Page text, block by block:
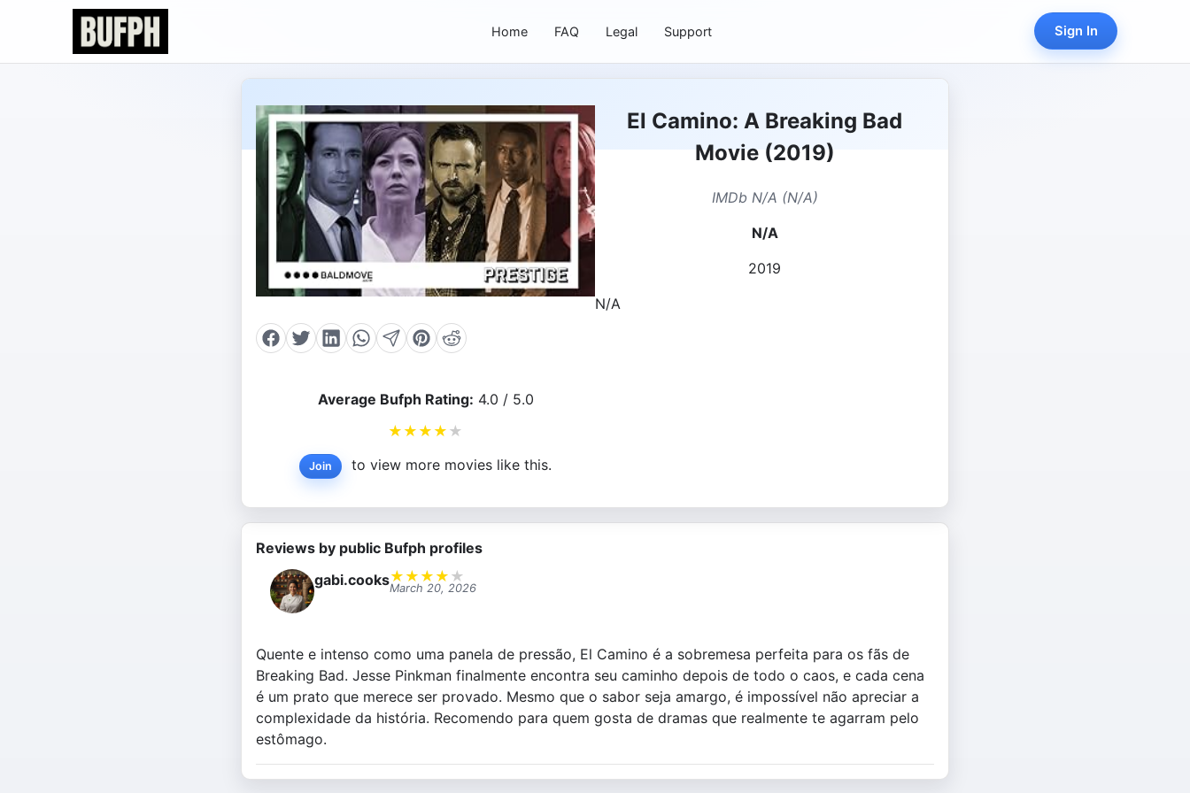
Home FAQ Legal Support Sign In
Average Bufph Rating: 4.0 / 5.0
★ ★ ★ ★ ★
Join to view more movies like this.
El Camino: A Breaking Bad
Movie (2019)
IMDb N/A (N/A)
N/A
2019
N/A
Reviews by public Bufph profiles
gabi.cooks★ ★ ★ ★ ★
March 20, 2026
Quente e intenso como uma panela de pressão, El Camino é a sobremesa perfeita para os fãs de
Breaking Bad. Jesse Pinkman finalmente encontra seu caminho depois de todo o caos, e cada cena
é um prato que merece ser provado. Mesmo que o sabor seja amargo, é impossível não apreciar a
complexidade da história. Recomendo para quem gosta de dramas que realmente te agarram pelo
estômago.